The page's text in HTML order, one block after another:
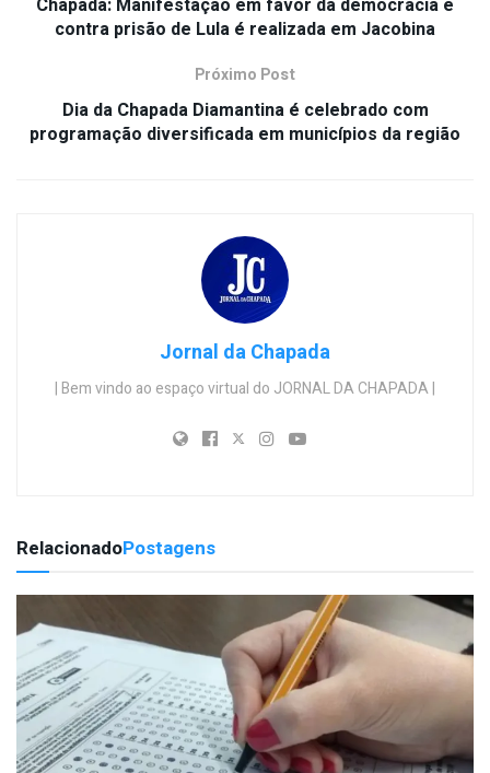
contra prisão de Lula é realizada em Jacobina
Próximo Post
Dia da Chapada Diamantina é celebrado com
programação diversificada em municípios da região
Jornal da Chapada
| Bem vindo ao espaço virtual do JORNAL DA CHAPADA |
RelacionadoPostagens